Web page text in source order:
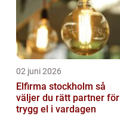
02 juni 2026
Elfirma stockholm så
väljer du rätt partner för
trygg el i vardagen